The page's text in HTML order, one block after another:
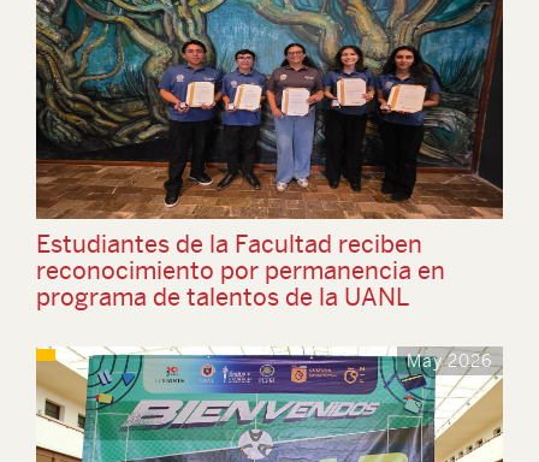
Estudiantes de la Facultad reciben
reconocimiento por permanencia en
programa de talentos de la UANL
May 2026